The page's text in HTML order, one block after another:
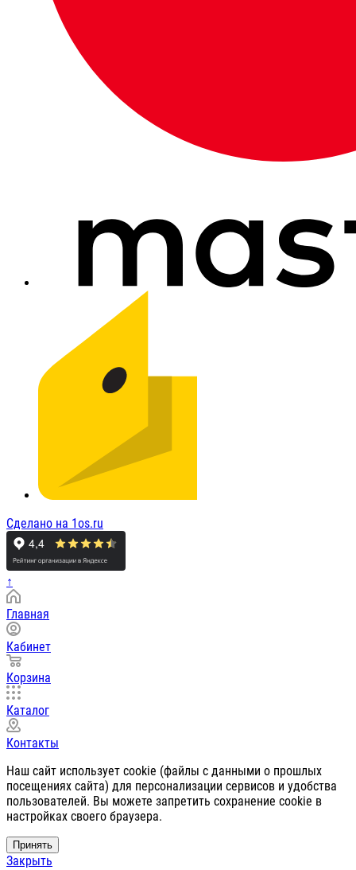
Сделано на 1os.ru
↑
Главная
Кабинет
Корзина
Каталог
Контакты
Наш сайт использует cookie (файлы с данными о прошлых
посещениях сайта) для персонализации сервисов и удобства
пользователей. Вы можете запретить сохранение cookie в
настройках своего браузера.
Принять
Закрыть